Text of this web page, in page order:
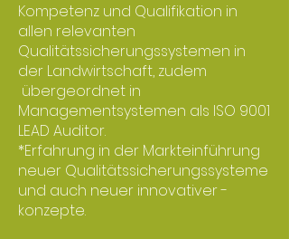
Kompetenz und Qualifikation in
allen relevanten
Qualitätssicherungssystemen in
der Landwirtschaft, zudem
übergeordnet in
Managementsystemen als ISO 9001
LEAD Auditor.
*Erfahrung in der Markteinführung
neuer Qualitätssicherungssysteme
und auch neuer innovativer -
konzepte.